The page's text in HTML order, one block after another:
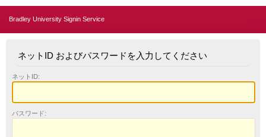
Bradley University Signin Service
ネットID およびパスワードを入力してください
ネットID:
パスワード: